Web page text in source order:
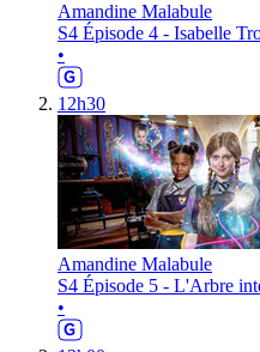
Amandine Malabule
S4 Épisode 4 - Isabelle
•
12h30
Amandine Malabule
S4 Épisode 5 - L'Arbre
•